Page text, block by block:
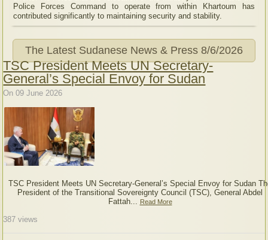
Police Forces Command to operate from within Khartoum has
contributed significantly to maintaining security and stability.
The Latest Sudanese News & Press 8/6/2026
TSC President Meets UN Secretary-
General’s Special Envoy for Sudan
On 09 June 2026
TSC President Meets UN Secretary-General’s Special Envoy for Sudan
President of the Transitional Sovereignty Council (TSC), General Abdel
Fattah...
Read More
387 views